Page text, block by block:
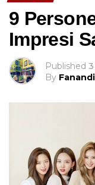
9
Impresi
Published
By Fanandi